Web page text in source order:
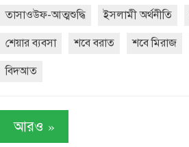
তাসাওউফ-আত্মশুদ্ধি ইসলামী অর্থনীতি
শেয়ার ব্যবসা শবে বরাত শবে মিরাজ
বিদআত
আরও »